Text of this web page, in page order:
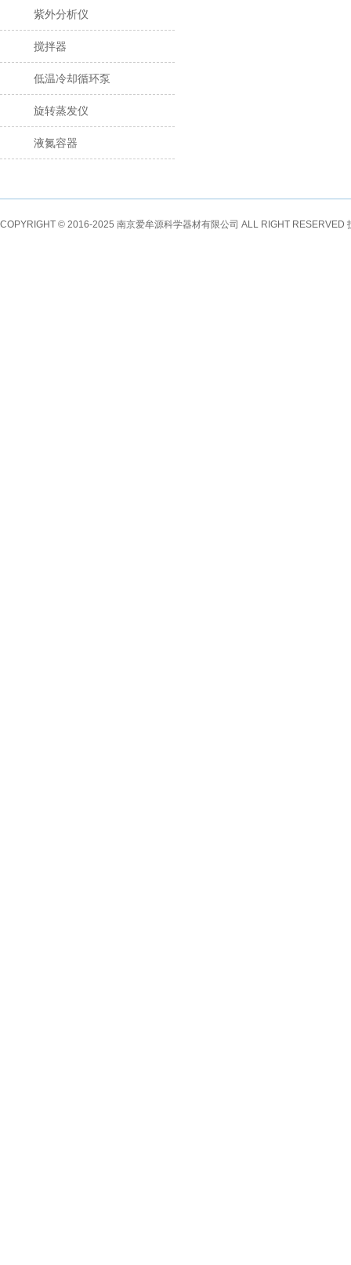
紫外分析仪
搅拌器
低温冷却循环泵
旋转蒸发仪
液氮容器
COPYRIGHT © 2016-2025 南京爱牟源科学器材有限公司 ALL RIGHT RESERVED